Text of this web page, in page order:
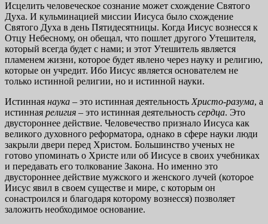
Исцелить человеческое сознание может схождение Святого
Духа. И кульминацией миссии Иисуса было схождение
Святого Духа в день Пятидесятницы. Когда Иисус вознесся к
Отцу Небесному, он обещал, что пошлет другого Утешителя,
который всегда будет с нами; и этот Утешитель является
пламенем жизни, которое будет явлено через науку и религию,
которые он учредит. Ибо Иисус является основателем не
только истинной религии, но и истинной науки.
Истинная наука – это истинная деятельностьХристо-разума, а
истинная религия – это истинная деятельность сердца. Это
двустороннее действие. Человечество признало Иисуса как
великого духовного реформатора, однако в сфере науки люди
закрыли двери перед Христом. Большинство ученых не
готово упоминать о Христе или об Иисусе в своих учебниках
и передавать его толкование Закона. Но именно это
двустороннее действие мужского и женского лучей (которое
Иисус явил в своем существе и мире, с которым он
сонастроился и благодаря которому вознесся) позволяет
заложить необходимое основание.